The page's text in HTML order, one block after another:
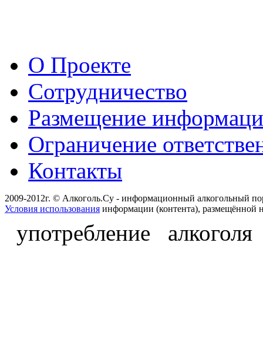
О Проекте
Сотрудничество
Размещение
Ограничение
Контакты
2009-2012г. © Алкоголь.Су - информационный алкогольный
Условия использования информации (контента), размещённой
употребление